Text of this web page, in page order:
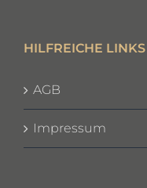
HILFREICHE LINKS
AGB
Impressum